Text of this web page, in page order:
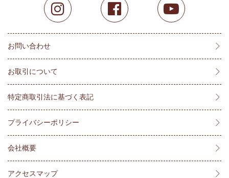
お問い合わせ
お取引について
特定商取引法に基づく表記
プライバシーポリシー
会社概要
アクセスマップ